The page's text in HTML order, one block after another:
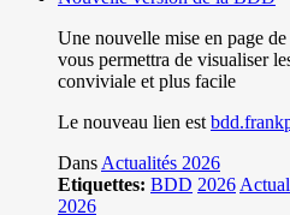
Une nouvelle mise en page
vous permettra de visualiser
conviviale et plus facile
Le nouveau lien est
Dans Actualités 2026
Etiquettes: BDD 2026
2026